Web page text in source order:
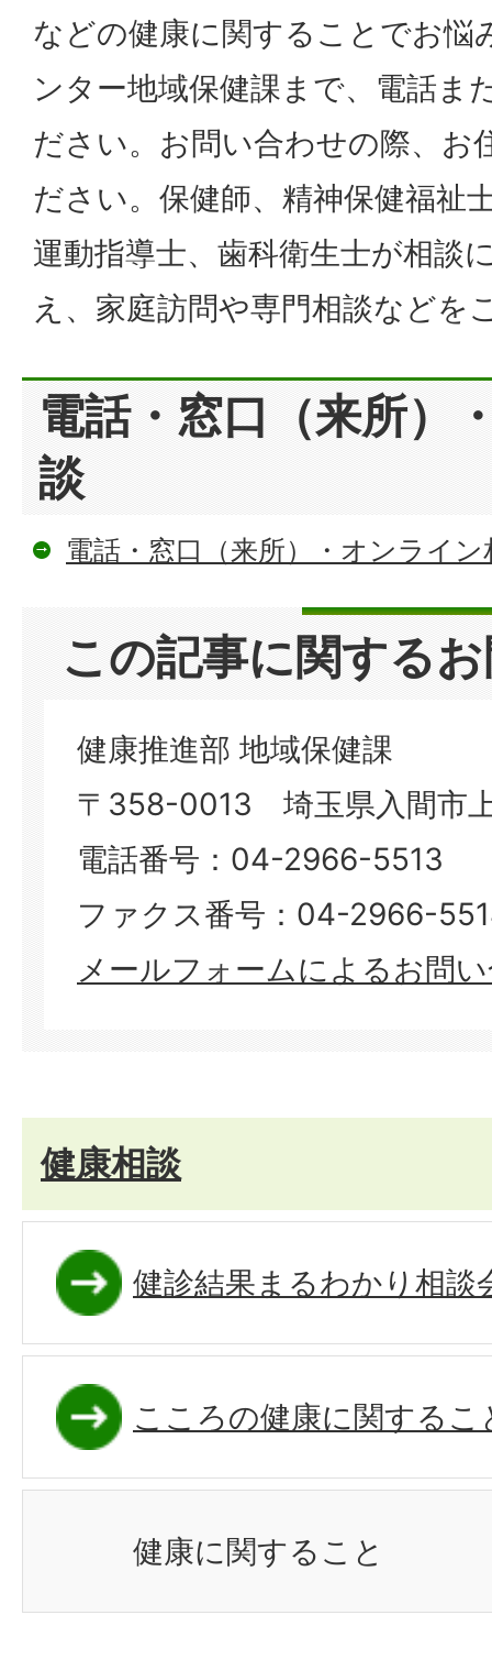
などの健康に関することでお悩
ンター地域保健課まで、電話ま
ださい。お問い合わせの際、お
ださい。保健師、精神保健福祉
運動指導士、歯科衛生士が相談
え、家庭訪問や専門相談などを
電話・窓口（来所）
談
電話・窓口（来所）・オンライン
この記事に関する
健康推進部 地域保健課
〒358-0013 埼玉県入間市
電話番号：04-2966-5513
ファクス番号：04-2966-
メールフォームによるお問
健康相談
健診結果まるわかり相談
こころの健康に関するこ
健康に関すること